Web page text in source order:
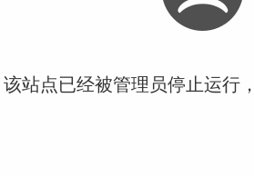
站点已经被管理员停止运行